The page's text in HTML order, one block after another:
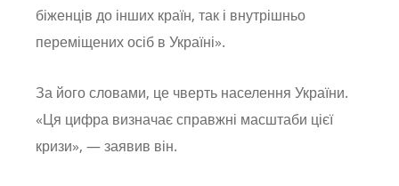
біженців до інших країн, так і внутрішньо
переміщених осіб в Україні».
За його словами, це чверть населення України.
«Ця цифра визначає справжні масштаби цієї
кризи», — заявив він.